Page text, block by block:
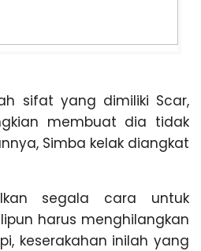
sifat yang dimiliki Scar,
membuat dia tidak
Simba kelak diangkat
segala cara untuk
harus menghilangkan
keserakahan inilah yang